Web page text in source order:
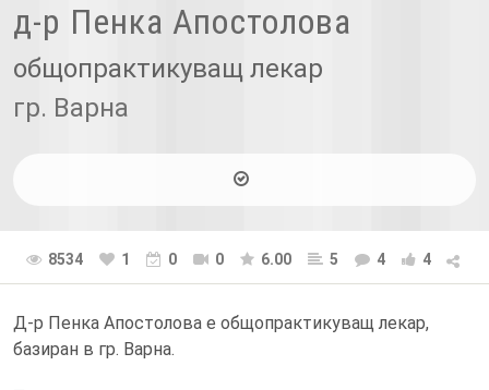
д-р Пенка Апостолова
общопрактикуващ лекар
гр. Варна
8534 1 0 0 6.00 5 4 4
Д-р Пенка Апостолова е общопрактикуващ лекар,
базиран в гр. Варна.